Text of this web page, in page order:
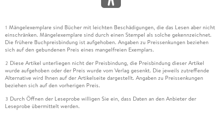
1 Mängelexemplare sind Bücher mit leichten Beschädigungen, die das Lesen aber nicht
einschränken. Mängelexemplare sind durch einen Stempel als solche gekennzeichnet.
Die frühere Buchpreisbindung ist aufgehoben. Angaben zu Preissenkungen beziehen
sich auf den gebundenen Preis eines mangelfreien Exemplars.
2 Diese Artikel unterliegen nicht der Preisbindung, die Preisbindung dieser Artikel
wurde aufgehoben oder der Preis wurde vom Verlag gesenkt. Die jeweils zutreffende
Alternative wird Ihnen auf der Artikelseite dargestellt. Angaben zu Preissenkungen
beziehen sich auf den vorherigen Preis.
3 Durch Öffnen der Leseprobe willigen Sie ein, dass Daten an den Anbieter der
Leseprobe übermittelt werden.